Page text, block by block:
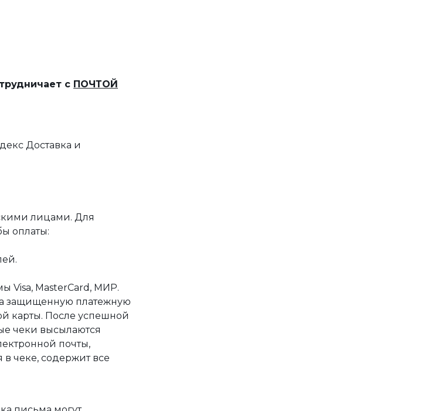
с ПОЧТОЙ
Доставка и
лицами. Для
оплаты:
Visa, MasterCard, МИР.
защищенную платежную
карты. После успешной
чеки высылаются
почты,
чеке, содержит все